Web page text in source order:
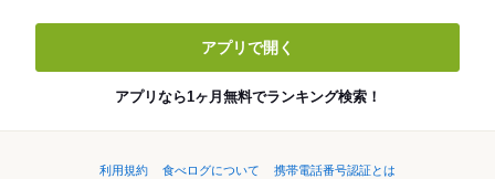
アプリで開く
アプリなら1ヶ月無料でランキング検索！
利用規約 食べログについて
携帯電話番号認証とは